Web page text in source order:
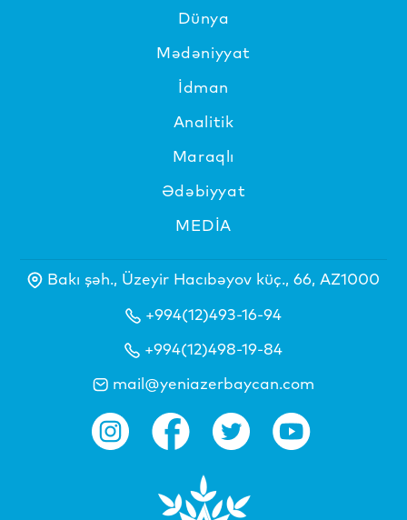
Dünya
Mədəniyyat
İdman
Analitik
Maraqlı
Ədəbiyyat
MEDİA
Bakı şəh., Üzeyir Hacıbəyov küç., 66, AZ1000
+994(12)493-16-94
+994(12)498-19-84
mail@yeniazerbaycan.com